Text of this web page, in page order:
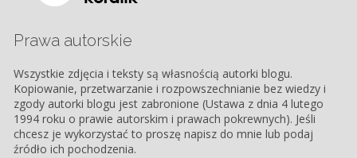
Prawa autorskie
Wszystkie zdjęcia i teksty są własnością autorki blogu.
Kopiowanie, przetwarzanie i rozpowszechnianie bez wiedzy i
zgody autorki blogu jest zabronione (Ustawa z dnia 4 lutego
1994 roku o prawie autorskim i prawach pokrewnych). Jeśli
chcesz je wykorzystać to proszę napisz do mnie lub podaj
źródło ich pochodzenia.